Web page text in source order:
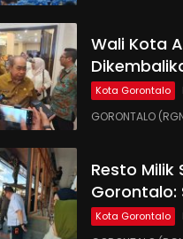
Wali Kota
Kota Gorontalo
GORONTALO
Resto Milik
Gorontalo:
Kota Gorontalo